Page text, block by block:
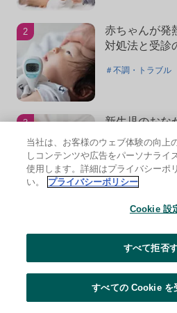
赤ちゃんが発
対処法と受診
＃不調・トラブル
新生児のおな
マッサージ
＃赤ちゃんのお世
低月齢の赤ち
＃発育・発達
赤ちゃんの授
当社は、お客様のウェブ体験の向上
しコンテンツや広告をパーソナライ
使用します。詳細はプライバシーポ
い。
プライバシーポリシー
Cookie 設
すべて拒否
すべての Cookie を